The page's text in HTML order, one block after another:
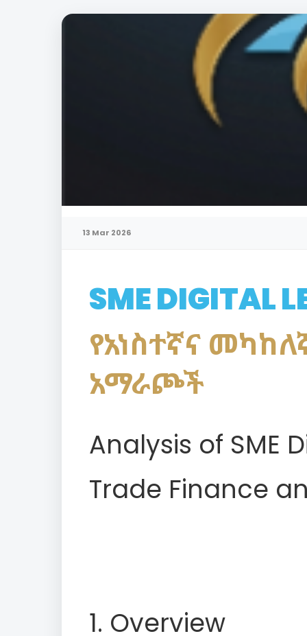
13 Mar 2026
SME DIGITAL
የአነስተኛና
አማራጮች
Analysis of SME
Trade Finance
1. Overview